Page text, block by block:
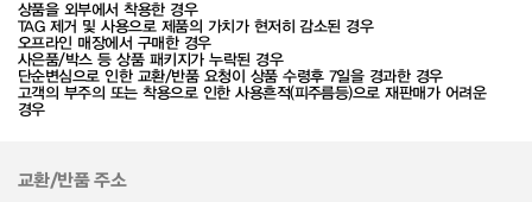
상품을 외부에서 착용한 경우
TAG 제거 및 사용으로 제품의 가치가 현저히 감소된 경우
오프라인 매장에서 구매한 경우
사은품/박스 등 상품 패키지가 누락된 경우
단순변심으로 인한 교환/반품 요청이 상품 수령후 7일을 경과한 경우
고객의 부주의 또는 착용으로 인한 사용흔적(피주름등)으로 재판매가 어려운
경우
교환/반품 주소